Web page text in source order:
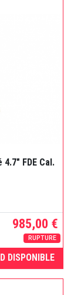
FDE Cal.
985,00 €
RUPTURE
DISPONIBLE